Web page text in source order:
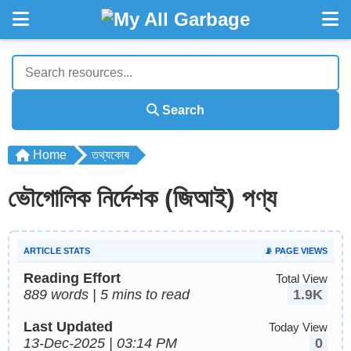
Search
Home তথ্যকোষ
ভৌগোলিক নির্দেশক (জিআই) পণ্য
ARTICLE STATS 📡 PAGE VIEWS
Reading Effort
889 words | 5 mins to read
Total View
1.9K
Last Updated
13-Dec-2025 | 03:14 PM
Today View
0